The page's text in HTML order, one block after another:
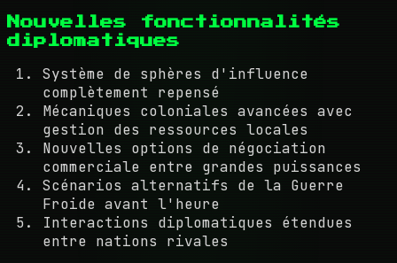
Nouvelles fonctionnalités
diplomatiques
Système de sphères d'influence
complètement repensé
Mécaniques coloniales avancées avec
gestion des ressources locales
Nouvelles options de négociation
commerciale entre grandes puissances
Scénarios alternatifs de la Guerre
Froide avant l'heure
Interactions diplomatiques étendues
entre nations rivales